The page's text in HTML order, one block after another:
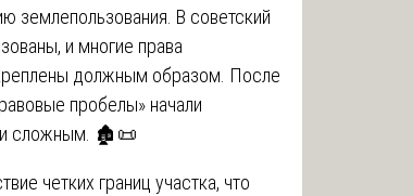
землепользования. В советский
и многие права
должным образом. После
пробелы» начали
и сложным. 🏚️📜
четких границ участка, что